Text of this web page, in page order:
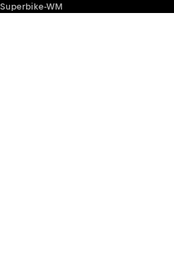
Superbike-WM